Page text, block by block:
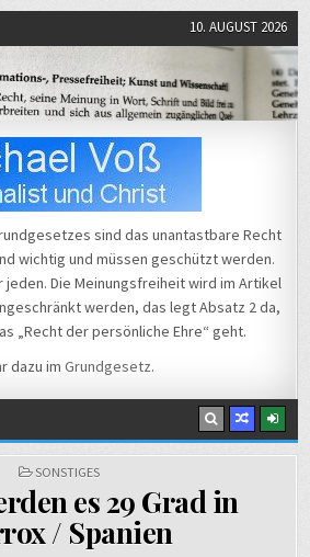
10. AUGUST 2026
sind das unantastbare Recht
wichtig und müssen geschützt werden.
Die Meinungsfreiheit wird im Artikel
werden, das legt Absatz 2 da,
„Recht der persönliche Ehre“ geht.
dazu im Grundgesetz.
POSTED
IN
SONSTIGES
es 29 Grad in
/ Spanien